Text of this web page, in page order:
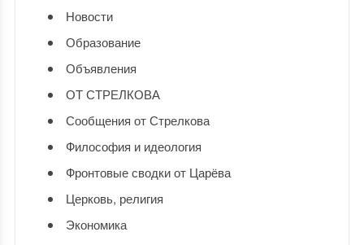
Новости
Образование
Объявления
ОТ СТРЕЛКОВА
Сообщения от Стрелкова
Философия и идеология
Фронтовые сводки от Царёва
Церковь, религия
Экономика